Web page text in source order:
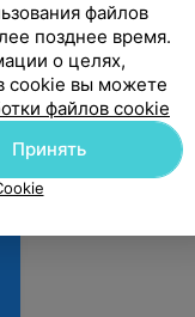
файлов
позднее время.
о целях,
cookie вы можете
файлов cookie
Принять